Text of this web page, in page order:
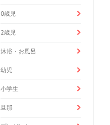
0歳児
2歳児
沐浴・お風呂
幼児
小学生
旦那